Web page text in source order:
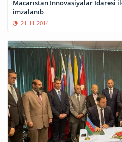
Macarıstan İnnovasiyalar İdarəsi
imzalanıb
21-11-2014